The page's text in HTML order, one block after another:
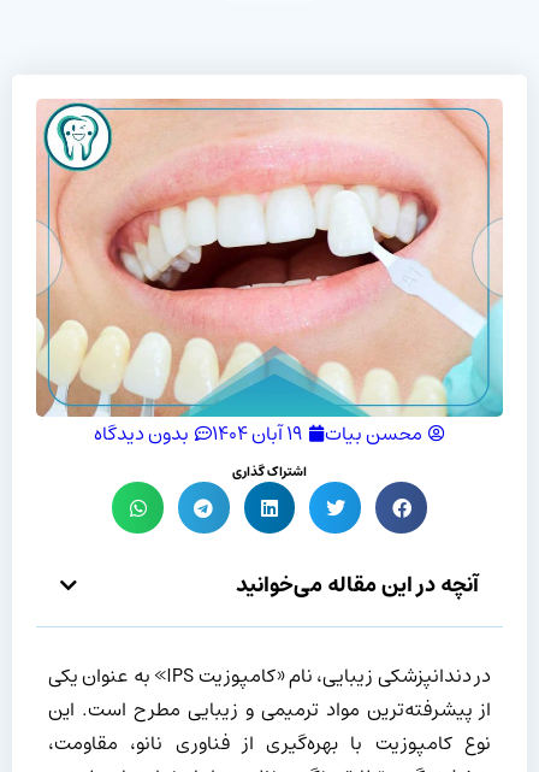
محسن بیات ۱۹ آبان ۱۴۰۴ بدون دیدگاه
اشتراک گذاری
آنچه در این مقاله می‌خوانید
در دندانپزشکی زیبایی، نام «کامپوزیت IPS» به عنوان یکی
از پیشرفته‌ترین مواد ترمیمی و زیبایی مطرح است. این
نوع کامپوزیت با بهره‌گیری از فناوری نانو، مقاومت،